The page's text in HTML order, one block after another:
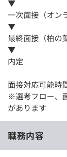
▼
一次面接（オン
▼
最終面接（柏の
▼
内定
面接対応可能時
※選考フロー、
があります
職務内容